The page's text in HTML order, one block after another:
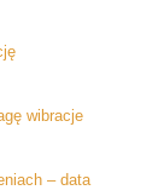
wibracje
– data